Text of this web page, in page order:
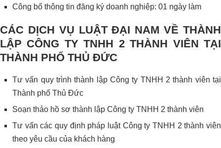
Công bố thông tin đăng ký doanh nghiệp: 01 ngày làm
CÁC DỊCH VỤ LUẬT ĐẠI NAM VỀ THÀNH
LẬP CÔNG TY TNHH 2 THÀNH VIÊN TẠI
THÀNH PHỐ THỦ ĐỨC
Tư vấn quy trình thành lập Công ty TNHH 2 thành viên tại
Thành phố Thủ Đức
Soạn thảo hồ sơ thành lập Công ty TNHH 2 thành viên
Tư vấn các quy định pháp luật Công ty TNHH 2 thành viên
theo yêu cầu của khách hàng